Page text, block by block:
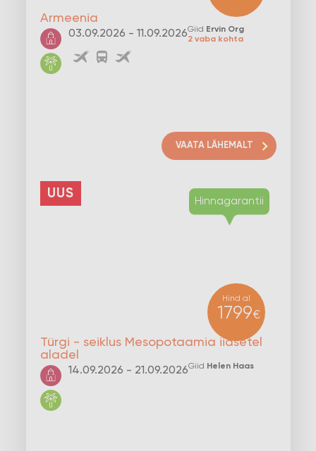
Armeenia
03.09.2026 - 11.09.2026Giid Ervin Org
2 vaba kohta
VAATA LÄHEMALT
UUS
Hind al
1799€
Türgi - seiklus Mesopotaamia iidsetel
aladel
14.09.2026 - 21.09.2026Giid Helen Haas